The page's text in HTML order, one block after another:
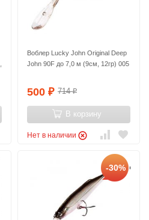
Воблер Lucky John Original Deep
John 90F до 7,0 м (9см, 12гр) 005
500 ₽ 714₽
В корзину
Нет в наличии
-30%